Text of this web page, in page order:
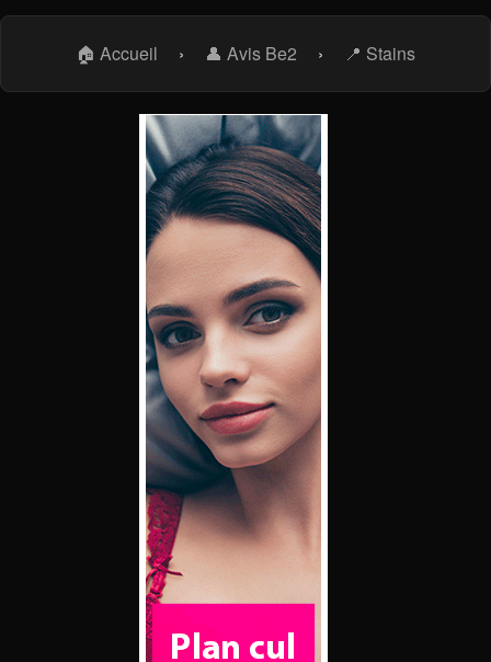
🏠 Accueil › 👤 Avis Be2 › 📍 Stains